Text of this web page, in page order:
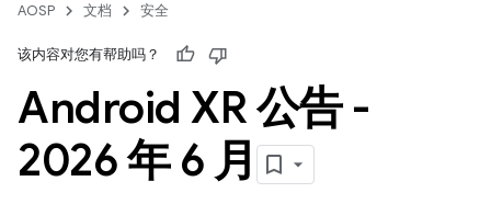
AOSP 文档 安全
该内容对您有帮助吗？
Android XR 公告 -
2026 年 6 月